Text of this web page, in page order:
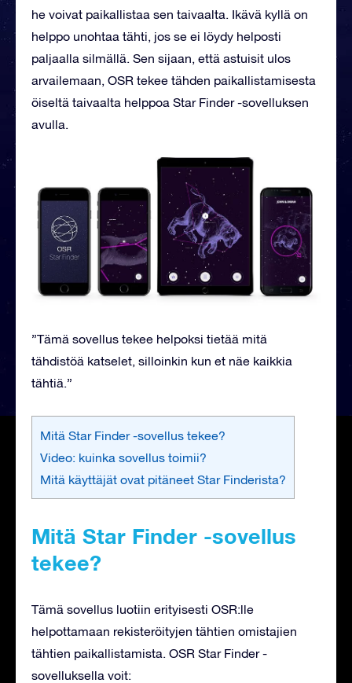
he voivat paikallistaa sen taivaalta. Ikävä kyllä on
helppo unohtaa tähti, jos se ei löydy helposti
paljaalla silmällä. Sen sijaan, että astuisit ulos
arvailemaan, OSR tekee tähden paikallistamisesta
öiseltä taivaalta helppoa Star Finder -sovelluksen
avulla.
”Tämä sovellus tekee helpoksi tietää mitä
tähdistöä katselet, silloinkin kun et näe kaikkia
tähtiä.”
Mitä Star Finder -sovellus tekee?
Video: kuinka sovellus toimii?
Mitä käyttäjät ovat pitäneet Star Finderista?
Mitä Star Finder -sovellus
tekee?
Tämä sovellus luotiin erityisesti OSR:lle
helpottamaan rekisteröityjen tähtien omistajien
tähtien paikallistamista. OSR Star Finder -
sovelluksella voit: